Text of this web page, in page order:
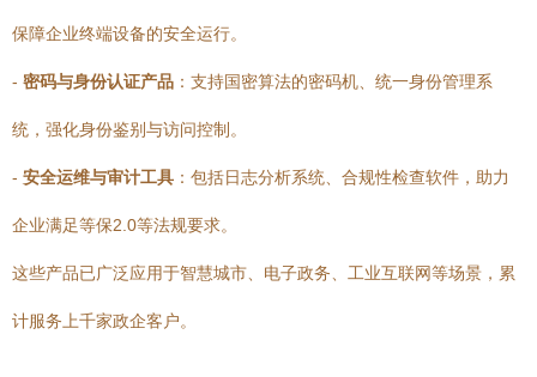
保障企业终端设备的安全运行。
- 密码与身份认证产品 ：支持国密算法的密码机、统一身份管理系
统，强化身份鉴别与访问控制。
- 安全运维与审计工具 ：包括日志分析系统、合规性检查软件，助力
企业满足等保2.0等法规要求。
这些产品已广泛应用于智慧城市、电子政务、工业互联网等场景，累
计服务上千家政企客户。